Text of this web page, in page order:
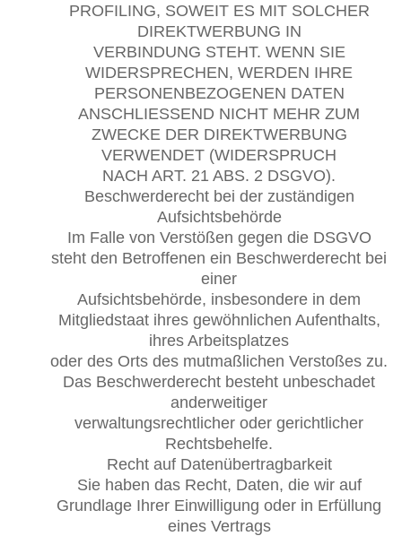
PROFILING, SOWEIT ES MIT SOLCHER
DIREKTWERBUNG IN
VERBINDUNG STEHT. WENN SIE
WIDERSPRECHEN, WERDEN IHRE
PERSONENBEZOGENEN DATEN
ANSCHLIESSEND NICHT MEHR ZUM
ZWECKE DER DIREKTWERBUNG
VERWENDET (WIDERSPRUCH
NACH ART. 21 ABS. 2 DSGVO).
Beschwerderecht bei der zuständigen
Aufsichtsbehörde
Im Falle von Verstößen gegen die DSGVO
steht den Betroffenen ein Beschwerderecht bei
einer
Aufsichtsbehörde, insbesondere in dem
Mitgliedstaat ihres gewöhnlichen Aufenthalts,
ihres Arbeitsplatzes
oder des Orts des mutmaßlichen Verstoßes zu.
Das Beschwerderecht besteht unbeschadet
anderweitiger
verwaltungsrechtlicher oder gerichtlicher
Rechtsbehelfe.
Recht auf Datenübertragbarkeit
Sie haben das Recht, Daten, die wir auf
Grundlage Ihrer Einwilligung oder in Erfüllung
eines Vertrags